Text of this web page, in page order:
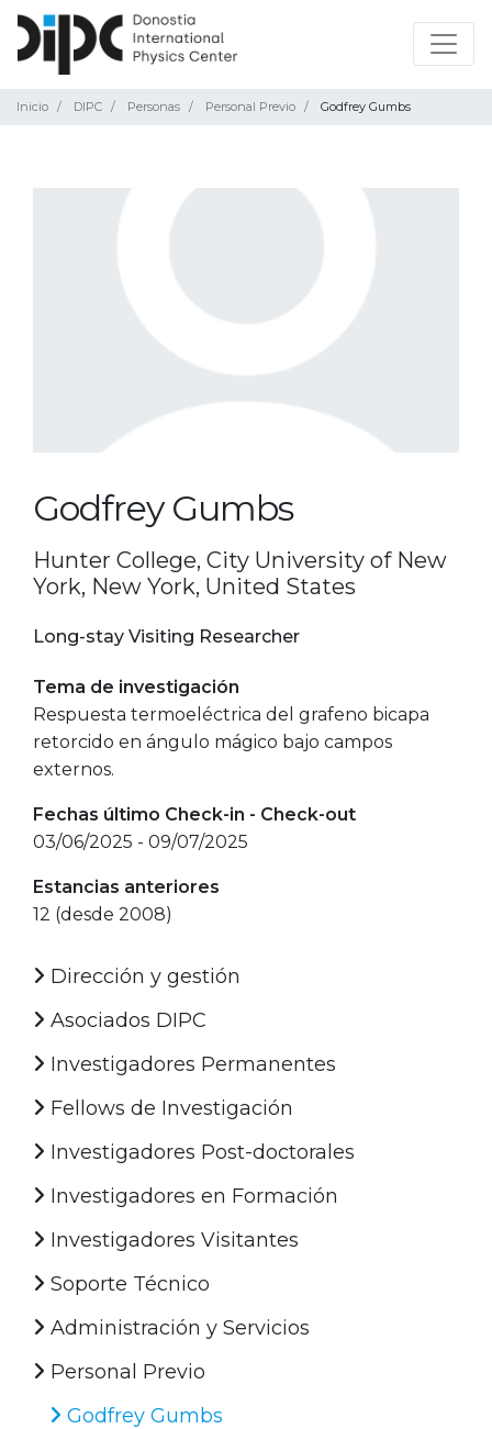
Inicio DIPC Personas Personal Previo Godfrey Gumbs
Godfrey Gumbs
Hunter College, City University of New
York, New York, United States
Long-stay Visiting Researcher
Tema de investigación
Respuesta termoeléctrica del grafeno bicapa
retorcido en ángulo mágico bajo campos
externos.
Fechas último Check-in - Check-out
03/06/2025 - 09/07/2025
Estancias anteriores
12 (desde 2008)
Dirección y gestión
Asociados DIPC
Investigadores Permanentes
Fellows de Investigación
Investigadores Post-doctorales
Investigadores en Formación
Investigadores Visitantes
Soporte Técnico
Administración y Servicios
Personal Previo
Godfrey Gumbs